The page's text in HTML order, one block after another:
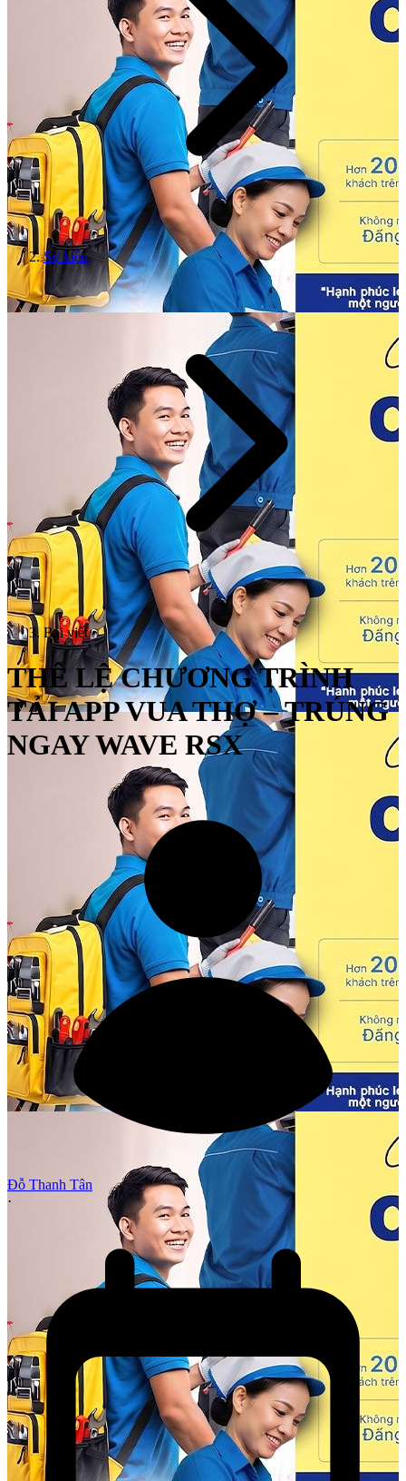
Sự kiện
Bài viết
THỂ LỆ CHƯƠNG TRÌNH
TẢI APP VUA THỢ – TRÚNG
NGAY WAVE RSX
Đỗ Thanh Tân
·